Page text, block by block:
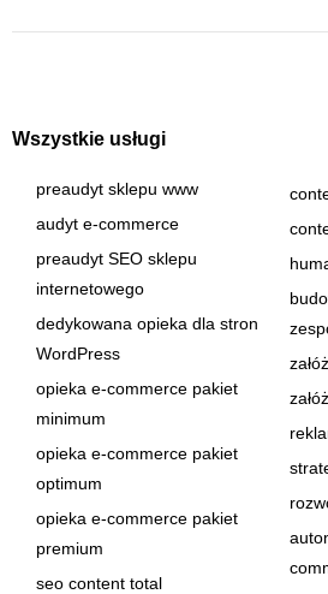
Wszystkie usługi
preaudyt sklepu www
audyt e-commerce
preaudyt SEO sklepu
internetowego
dedykowana opieka dla stron
WordPress
opieka e-commerce pakiet
minimum
opieka e-commerce pakiet
optimum
opieka e-commerce pakiet
premium
seo content total